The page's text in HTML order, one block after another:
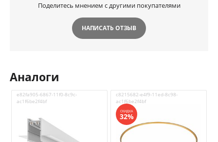
Поделитесь мнением с другими покупателями
НАПИСАТЬ ОТЗЫВ
Аналоги
e82fa905-6867-11f0-8c9c-
ac1f6be2f4bf
c8215682-e4f9-11ed-8c98-
ac1f6be2f4bf
СКИДКА
32%